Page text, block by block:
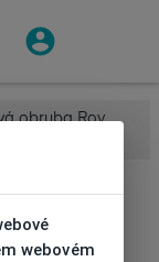
obruba Roy
webovém